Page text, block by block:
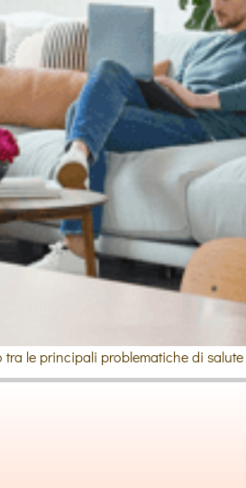
le principali problematiche di